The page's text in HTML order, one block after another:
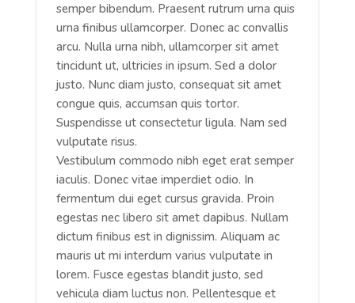
semper bibendum. Praesent rutrum urna quis
urna finibus ullamcorper. Donec ac convallis
arcu. Nulla urna nibh, ullamcorper sit amet
tincidunt ut, ultricies in ipsum. Sed a dolor
justo. Nunc diam justo, consequat sit amet
congue quis, accumsan quis tortor.
Suspendisse ut consectetur ligula. Nam sed
vulputate risus.
Vestibulum commodo nibh eget erat semper
iaculis. Donec vitae imperdiet odio. In
fermentum dui eget cursus gravida. Proin
egestas nec libero sit amet dapibus. Nullam
dictum finibus est in dignissim. Aliquam ac
mauris ut mi interdum varius vulputate in
lorem. Fusce egestas blandit justo, sed
vehicula diam luctus non. Pellentesque et